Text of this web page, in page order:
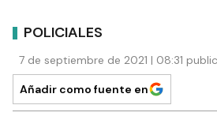
POLICIALES
7 de septiembre de 2021 | 08:31
Añadir como fuente en